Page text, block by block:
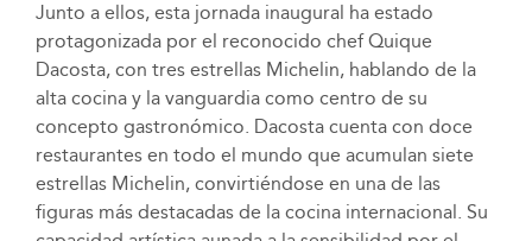
Junto a ellos, esta jornada inaugural ha estado
protagonizada por el reconocido chef Quique
Dacosta, con tres estrellas Michelin, hablando de la
alta cocina y la vanguardia como centro de su
concepto gastronómico. Dacosta cuenta con doce
restaurantes en todo el mundo que acumulan siete
estrellas Michelin, convirtiéndose en una de las
figuras más destacadas de la cocina internacional. Su